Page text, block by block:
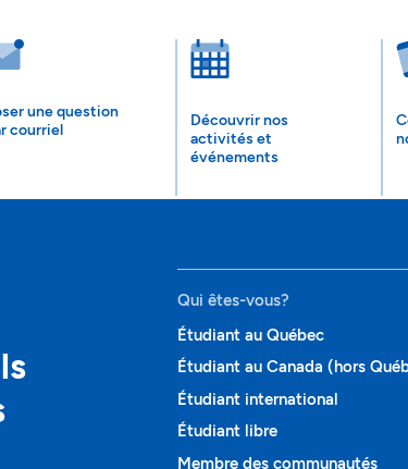
une question
courriel
Découvrir nos
activités et
événements
Qui êtes-vous?
Étudiant au Québec
Étudiant au Canada (hors
Étudiant international
Étudiant libre
Membre des communautés